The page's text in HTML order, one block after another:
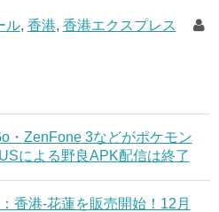
ル, 香港, 香港エクスプレス
・ZenFone 3などがポケモン
による野良APK配信は終了
香港-花蓮を販売開始！12月